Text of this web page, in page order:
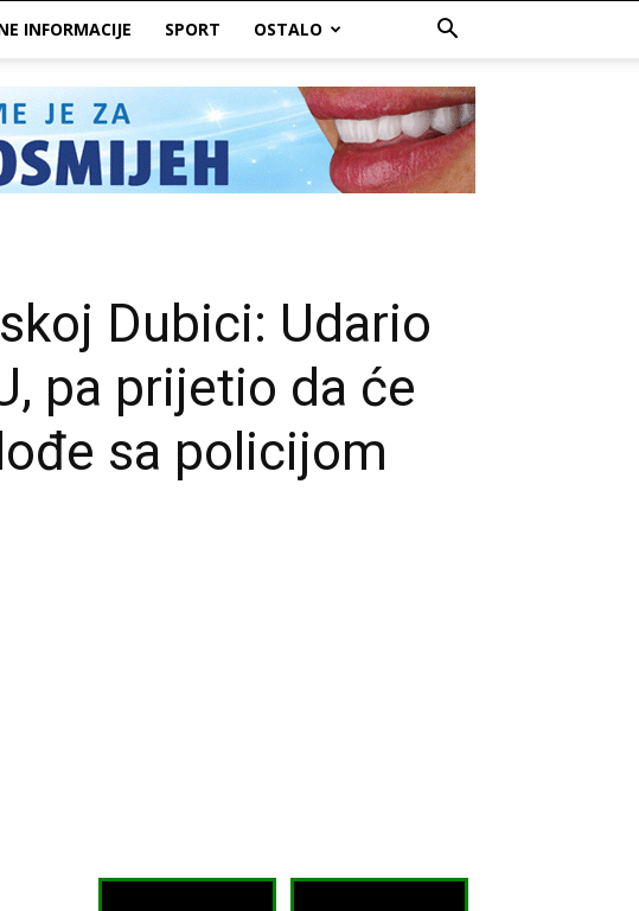
INFORMACIJE SPORT OSTALO
Dubici: Udario
pa prijetio da će
sa policijom